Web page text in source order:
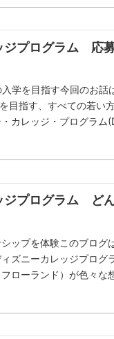
ジプログラム 応
学を目指す今回のお話
目指す、すべての若い
カレッジ・プログラム
ジプログラム ど
ップを体験このブログ
ズニーカレッジプログ
ローランド）が色々な